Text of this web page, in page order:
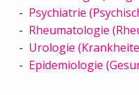
Psychiatrie
Rheumatologie
Urologie
Epidemiologie